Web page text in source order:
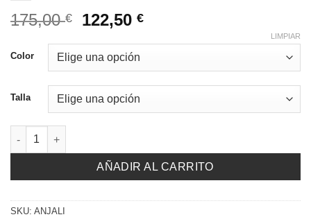
175,00€
El
original
era:
175,00 €.
122,50€El
es:
122,50 €.
Color
Talla
LIMPIAR
Vestido Anjali cantidad
AÑADIR AL CARRITO
SKU: ANJALI